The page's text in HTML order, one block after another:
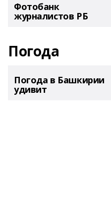
Фотобанк
журналистов РБ
Погода
Погода в Башкирии
удивит